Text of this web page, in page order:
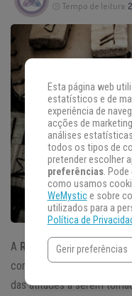
Tempo de leitura:
A Runa Daegou Dagaz
completamente o status
das atitudes a serem
Esta página web
estatísticos e de
experiência de
acções de
análises
todos os tipos de
pretender escolher
preferências.
como usamos
WeMystice sobre
utilizados para a
Política de
Gerir preferências